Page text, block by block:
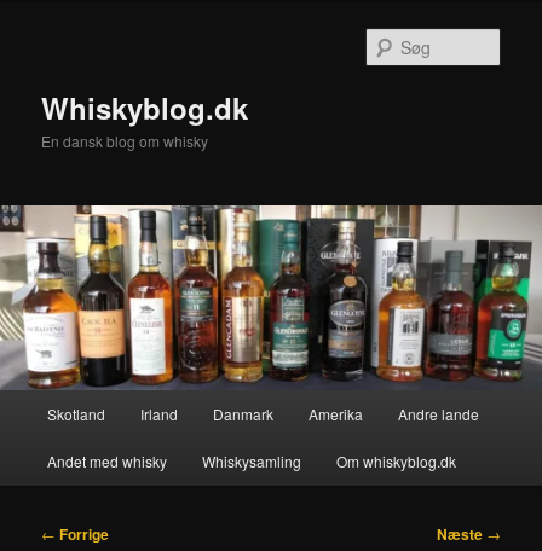
Whiskyblog.dk
En dansk blog om whisky
Skotland Irland Danmark Amerika Andre lande
Andet med whisky Whiskysamling Om whiskyblog.dk
Indlægsnavigation
← Forrige Næste →